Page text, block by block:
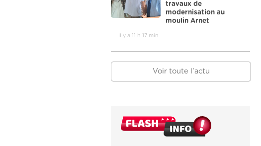
travaux de
modernisation au
moulin Arnet
il y a 11 h 17 min
Voir toute l'actu